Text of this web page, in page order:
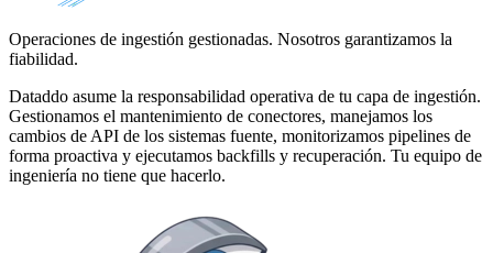
Operaciones de ingestión gestionadas. Nosotros garantizamos la
fiabilidad.
Dataddo asume la responsabilidad operativa de tu capa de ingestión.
Gestionamos el mantenimiento de conectores, manejamos los
cambios de API de los sistemas fuente, monitorizamos pipelines de
forma proactiva y ejecutamos backfills y recuperación. Tu equipo de
ingeniería no tiene que hacerlo.